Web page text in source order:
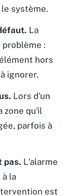
système.
La
:
hors
ignorer.
Lors d'un
zone qu'il
parfois à
pas. L'alarme
à la
est